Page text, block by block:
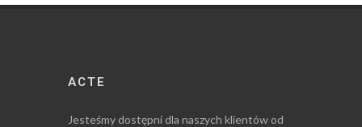
ACTE
Jesteśmy dostępni dla naszych klientów od